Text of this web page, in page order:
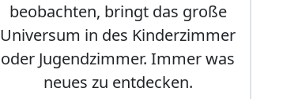
beobachten, bringt das große
Universum in des Kinderzimmer
oder Jugendzimmer. Immer was
neues zu entdecken.